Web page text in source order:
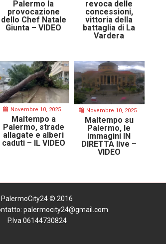
Palermo la
provocazione
dello Chef Natale
Giunta – VIDEO
revoca delle
concessioni,
vittoria della
battaglia di La
Vardera
Novembre 10, 2025
Maltempo a
Palermo, strade
allagate e alberi
caduti – IL VIDEO
Novembre 10, 2025
Maltempo su
Palermo, le
immagini IN
DIRETTA live –
VIDEO
PalermoCity24 © 2016
palermocity24@gmail.com
P.Iva 06144730824